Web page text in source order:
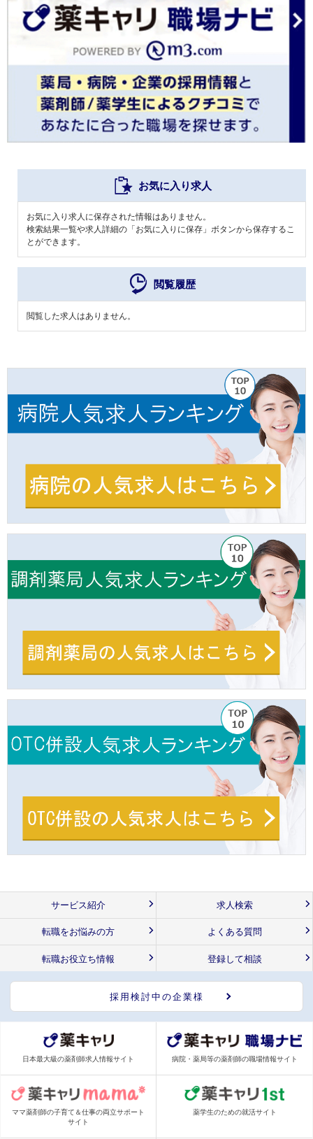
お気に入り求人
お気に入り求人に保存された情報はありません。
検索結果一覧や求人詳細の「お気に入りに保存」ボタンから保存するこ
とができます。
閲覧履歴
閲覧した求人はありません。
サービス紹介 求人検索
転職をお悩みの方 よくある質問
転職お役立ち情報 登録して相談
採用検討中の企業様
日本最大級の薬剤師求人情報サイト 病院・薬局等の薬剤師の職場情報サイト
ママ薬剤師の子育て＆仕事の両立サポート
サイト
薬学生のための就活サイト